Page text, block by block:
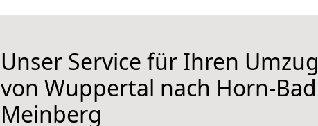
Unser Service für Ihren Umzug
von Wuppertal nach Horn-Bad
Meinberg